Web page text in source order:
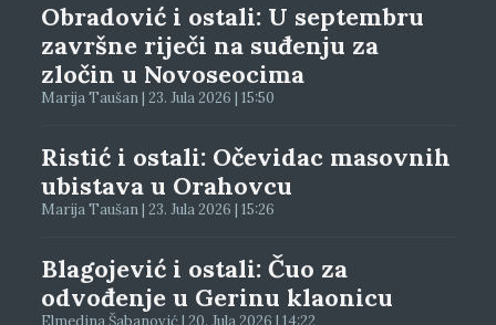
Obradović i ostali: U septembru
završne riječi na suđenju za
zločin u Novoseocima
Marija Taušan | 23. Jula 2026 | 15:50
Ristić i ostali: Očevidac masovnih
ubistava u Orahovcu
Marija Taušan | 23. Jula 2026 | 15:26
Blagojević i ostali: Čuo za
odvođenje u Gerinu klaonicu